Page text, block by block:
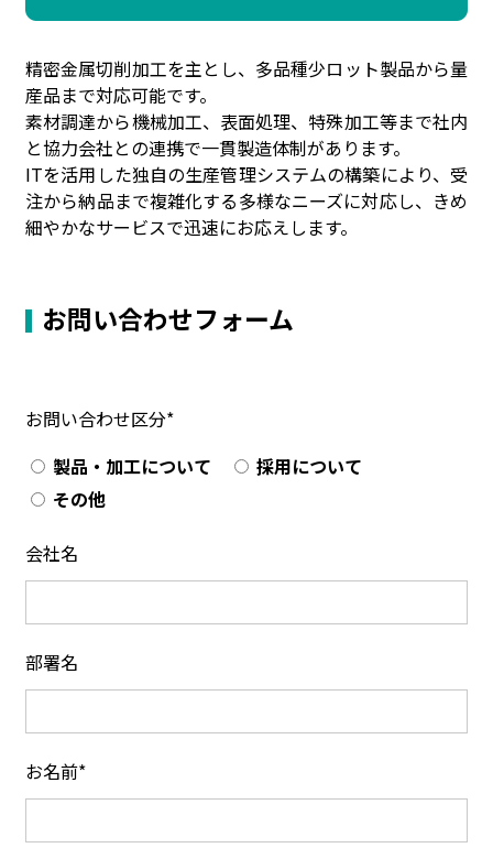
精密金属切削加工を主とし、多品種少ロット製品から量
産品まで対応可能です。
素材調達から機械加工、表面処理、特殊加工等まで社内
と協力会社との連携で一貫製造体制があります。
ITを活用した独自の生産管理システムの構築により、受
注から納品まで複雑化する多様なニーズに対応し、きめ
細やかなサービスで迅速にお応えします。
お問い合わせフォーム
お問い合わせ区分*
製品・加工について
採用について
その他
会社名
部署名
お名前*